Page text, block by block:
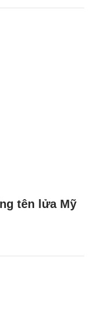
tên lửa Mỹ